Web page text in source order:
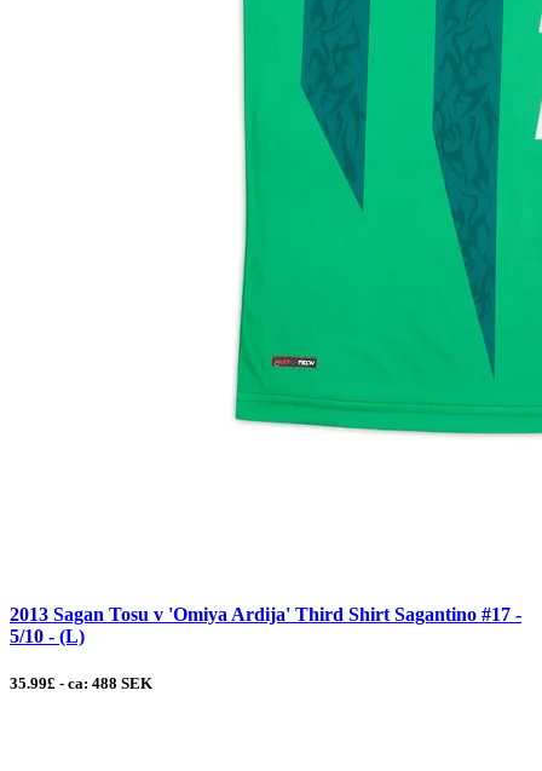
2013 Sagan Tosu v 'Omiya Ardija' Third Shirt Sagantino #17 -
5/10 - (L)
35.99£ - ca: 488 SEK